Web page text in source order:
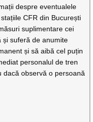
despre eventualele
CFR din București
suplimentare cei
și suferă de anumite
și să aibă cel puțin
personalul de tren
dacă observă o persoană